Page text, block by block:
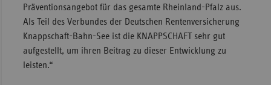
Präventionsangebot für das gesamte Rheinland-Pfalz aus.
Als Teil des Verbundes der Deutschen Rentenversicherung
Knappschaft-Bahn-See ist die KNAPPSCHAFT sehr gut
aufgestellt, um ihren Beitrag zu dieser Entwicklung zu
leisten.“